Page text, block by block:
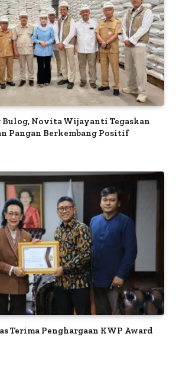
Bulog, Novita Wijayanti Tegaskan
Pangan Berkembang Positif
Terima Penghargaan KWP Award